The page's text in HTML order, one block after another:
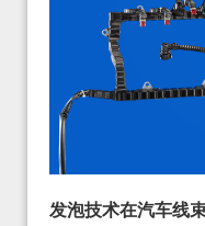
发泡技术在汽车线